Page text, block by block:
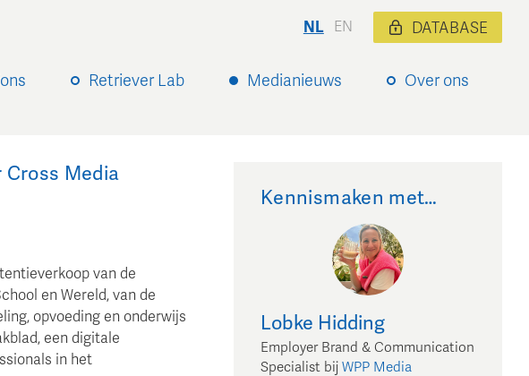
Retriever Lab Medianieuws Over ons
NL EN DATABASE
Media
van de
en Wereld, van de
opvoeding en onderwijs
een digitale
in het
Kennismaken met…
Lobke Hidding
Employer Brand & Communication
Specialist bij WPP Media